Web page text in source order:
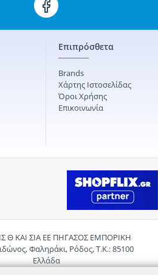
Επιπρόσθετα
Brands
Χάρτης Ιστοσελίδας
Όροι Χρήσης
Επικοινωνία
Θ ΚΑΙ ΣΙΑ ΕΕ ΠΗΓΑΣΟΣ ΕΜΠΟΡΙΚΗ
Φαληράκι, Ρόδος, Τ.Κ.: 85100
Ελλάδα